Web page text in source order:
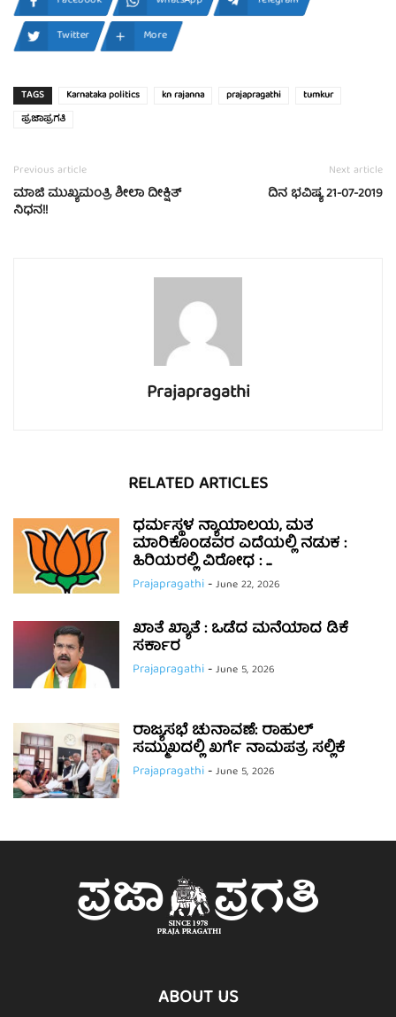
Twitter
More
TAGS Karnataka politics kn rajanna prajapragathi
tumkur
ಪ್ರಜಾಪ್ರಗತಿ
Previous article
ಮಾಜಿ ಮುಖ್ಯಮಂತ್ರಿ ಶೀಲಾ ದೀಕ್ಷಿತ್
ನಿಧನ!!
Next article
ದಿನ ಭವಿಷ್ಯ 21-07-2019
Prajapragathi
RELATED ARTICLES
ಧರ್ಮಸ್ಥಳ ನ್ಯಾಯಾಲಯ, ಮತ
ಮಾರಿಕೊಂಡವರ ಎದೆಯಲ್ಲಿ ನಡುಕ :
ಹಿರಿಯರಲ್ಲಿ ವಿರೋಧ : ...
Prajapragathi-June 22, 2026
ಖಾತೆ ಖ್ಯಾತೆ : ಒಡೆದ ಮನೆಯಾದ ಡಿಕೆ
ಸರ್ಕಾರ
Prajapragathi-June 5, 2026
ರಾಜ್ಯಸಭೆ ಚುನಾವಣೆ: ರಾಹುಲ್
ಸಮ್ಮುಖದಲ್ಲಿ ಖರ್ಗೆ ನಾಮಪತ್ರ ಸಲ್ಲಿಕೆ
Prajapragathi-June 5, 2026
ABOUT US